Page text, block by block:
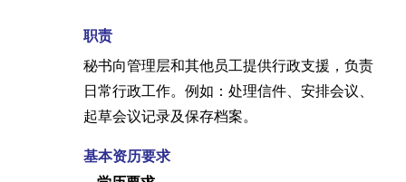
职责
秘书向管理层和其他员工提供行政支援，负责
日常行政工作。例如：处理信件、安排会议、
起草会议记录及保存档案。
基本资历要求